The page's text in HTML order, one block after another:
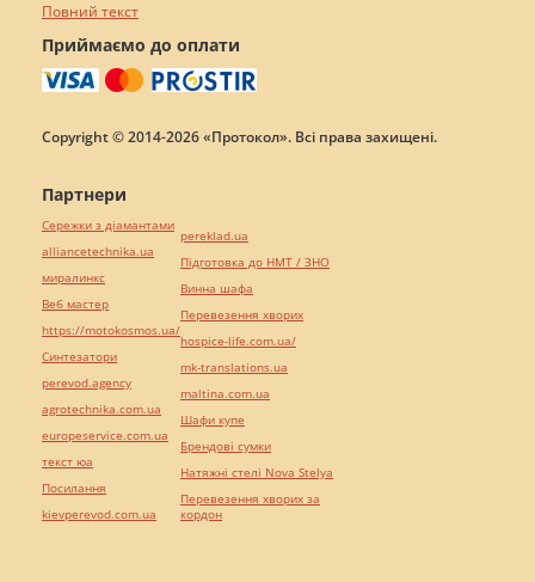
Повний текст
Приймаємо до оплати
Copyright © 2014-2026 «Протокол». Всі права захищені.
Партнери
Сережки з діамантами
alliancetechnika.ua
миралинкс
Веб мастер
https://motokosmos.ua/
Синтезатори
perevod.agency
agrotechnika.com.ua
europeservice.com.ua
текст юа
Посилання
kievperevod.com.ua
pereklad.ua
Підготовка до НМТ / ЗНО
Винна шафа
Перевезення хворих
hospice-life.com.ua/
mk-translations.ua
maltina.com.ua
Шафи купе
Брендові сумки
Натяжні стелі Nova Stelya
Перевезення хворих за
кордон